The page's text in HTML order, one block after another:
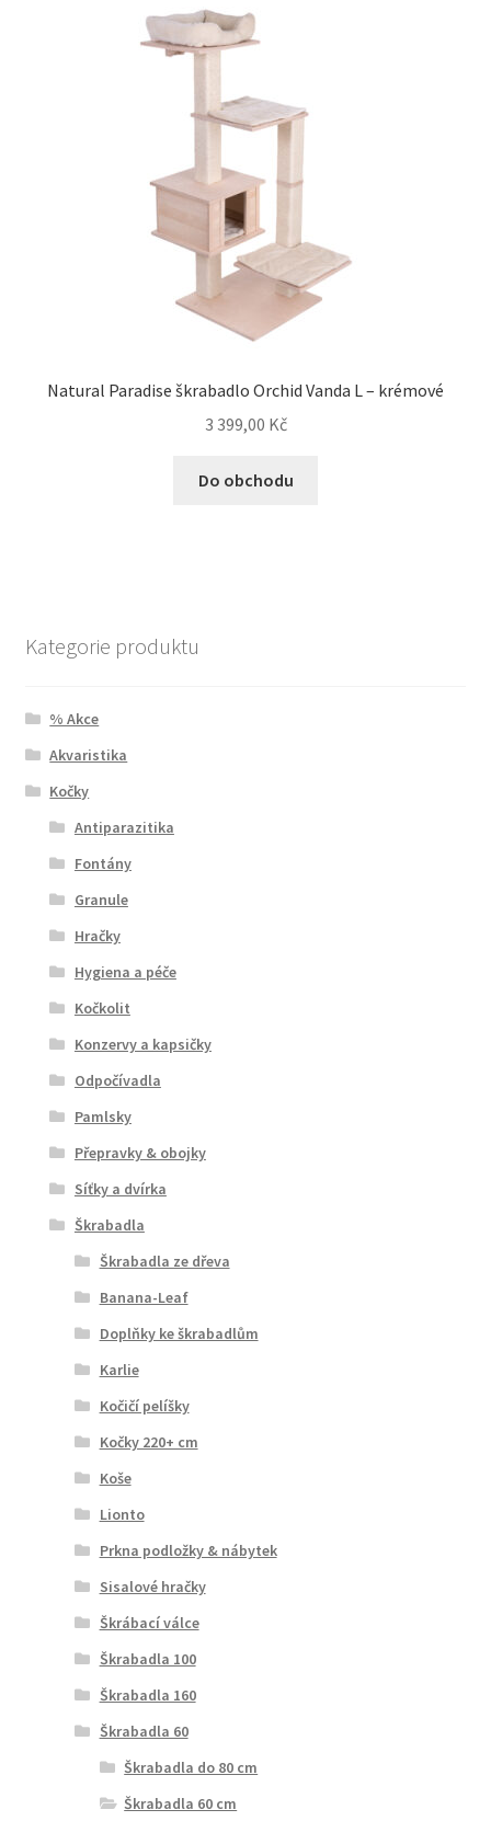
Natural Paradise škrabadlo Orchid Vanda L – krémové
3 399,00 Kč
Do obchodu
Kategorie produktu
% Akce
Akvaristika
Kočky
Antiparazitika
Fontány
Granule
Hračky
Hygiena a péče
Kočkolit
Konzervy a kapsičky
Odpočívadla
Pamlsky
Přepravky & obojky
Síťky a dvírka
Škrabadla
Škrabadla ze dřeva
Banana-Leaf
Doplňky ke škrabadlům
Karlie
Kočičí pelíšky
Kočky 220+ cm
Koše
Lionto
Prkna podložky & nábytek
Sisalové hračky
Škrábací válce
Škrabadla 100
Škrabadla 160
Škrabadla 60
Škrabadla do 80 cm
Škrabadla 60 cm